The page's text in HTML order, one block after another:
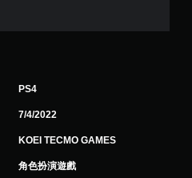
則
PS4
7/4/2022
KOEI TECMO GAMES
角色扮演遊戲